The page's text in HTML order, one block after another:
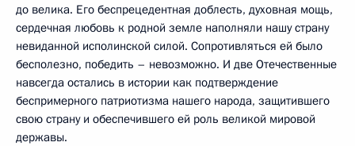
до велика. Его беспрецедентная доблесть, духовная мощь,
сердечная любовь к родной земле наполняли нашу страну
невиданной исполинской силой. Сопротивляться ей было
бесполезно, победить – невозможно. И две Отечественные
навсегда остались в истории как подтверждение
беспримерного патриотизма нашего народа, защитившего
свою страну и обеспечившего ей роль великой мировой
державы.